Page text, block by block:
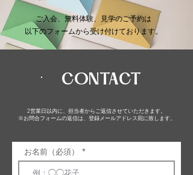
ご入会、​無料体験、見学のご予約は
以下のフォームから受け付けております。
2営業日以内に、担当者からご返信させていただきます。
​※お問合フォームの返信は、登録メールアドレス宛に致します。
お名前（必須）
CONTACT